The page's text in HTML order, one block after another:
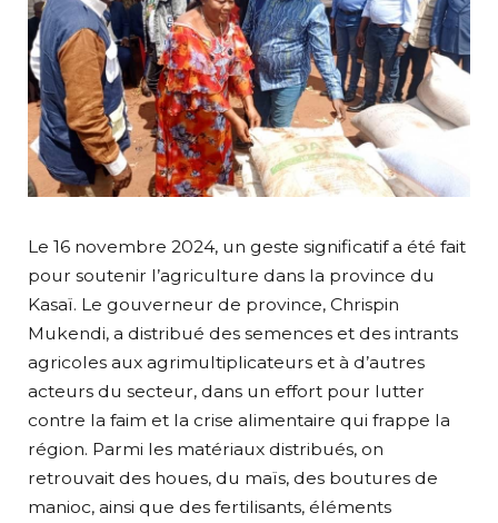
Le 16 novembre 2024, un geste significatif a été fait
pour soutenir l’agriculture dans la province du
Kasaï. Le gouverneur de province, Chrispin
Mukendi, a distribué des semences et des intrants
agricoles aux agrimultiplicateurs et à d’autres
acteurs du secteur, dans un effort pour lutter
contre la faim et la crise alimentaire qui frappe la
région. Parmi les matériaux distribués, on
retrouvait des houes, du maïs, des boutures de
manioc, ainsi que des fertilisants, éléments